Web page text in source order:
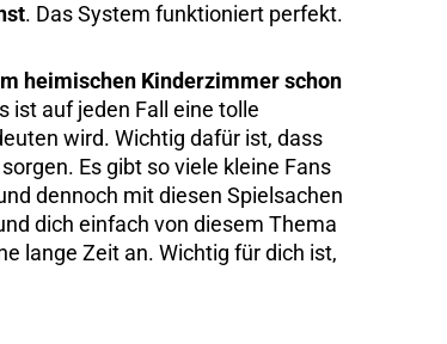
. Das System funktioniert perfekt.
heimischen Kinderzimmer schon
ist auf jeden Fall eine tolle
wird. Wichtig dafür ist, dass
Es gibt so viele kleine Fans
dennoch mit diesen Spielsachen
dich einfach von diesem Thema
lange Zeit an. Wichtig für dich ist,